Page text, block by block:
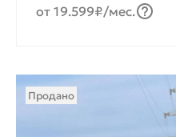
от 19.599₽/мес.
Продано